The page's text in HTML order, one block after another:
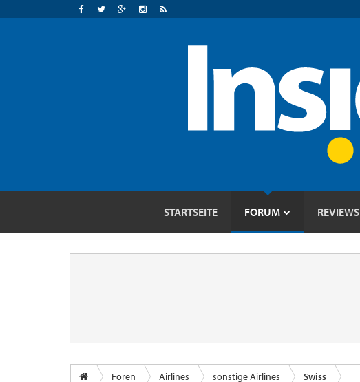
STARTSEITE FORUM REVIEWS
Foren Airlines sonstige Airlines Swiss